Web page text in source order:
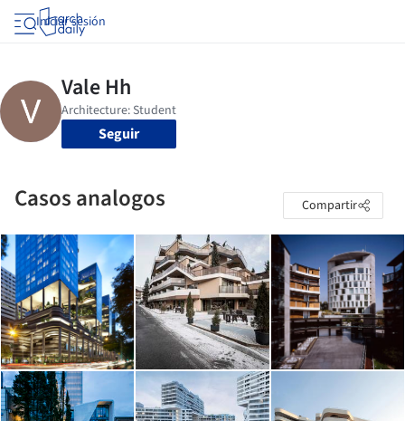
Iniciar sesión
Seguir
Casos analogos Compartir